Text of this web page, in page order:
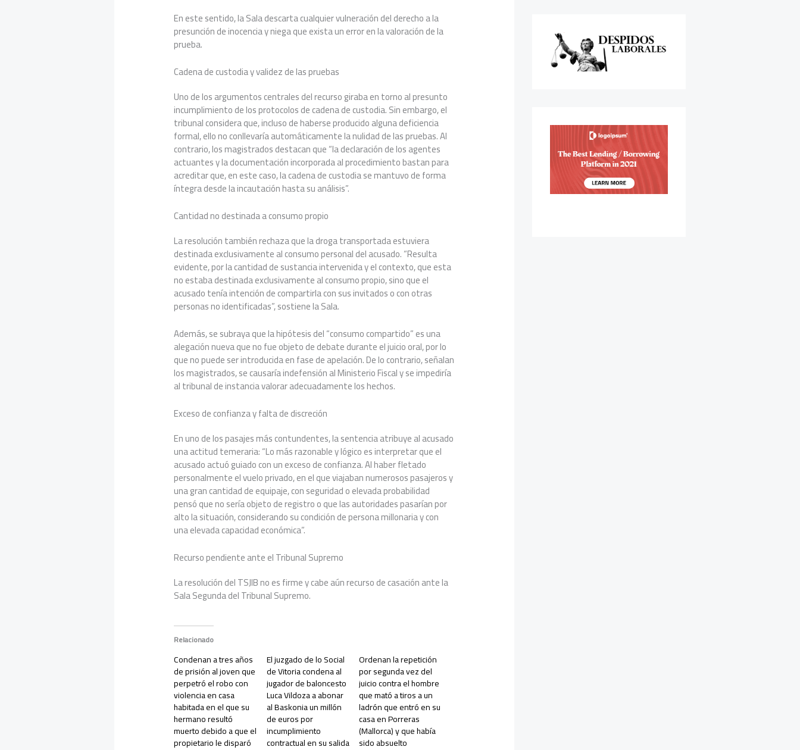
En este sentido, la Sala descarta cualquier vulneración del derecho a la
presunción de inocencia y niega que exista un error en la valoración de la
prueba.
Cadena de custodia y validez de las pruebas
Uno de los argumentos centrales del recurso giraba en torno al presunto
incumplimiento de los protocolos de cadena de custodia. Sin embargo, el
tribunal considera que, incluso de haberse producido alguna deficiencia
formal, ello no conllevaría automáticamente la nulidad de las pruebas. Al
contrario, los magistrados destacan que “la declaración de los agentes
actuantes y la documentación incorporada al procedimiento bastan para
acreditar que, en este caso, la cadena de custodia se mantuvo de forma
íntegra desde la incautación hasta su análisis”.
Cantidad no destinada a consumo propio
La resolución también rechaza que la droga transportada estuviera
destinada exclusivamente al consumo personal del acusado. “Resulta
evidente, por la cantidad de sustancia intervenida y el contexto, que esta
no estaba destinada exclusivamente al consumo propio, sino que el
acusado tenía intención de compartirla con sus invitados o con otras
personas no identificadas”, sostiene la Sala.
Además, se subraya que la hipótesis del “consumo compartido” es una
alegación nueva que no fue objeto de debate durante el juicio oral, por lo
que no puede ser introducida en fase de apelación. De lo contrario, señalan
los magistrados, se causaría indefensión al Ministerio Fiscal y se impediría
al tribunal de instancia valorar adecuadamente los hechos.
Exceso de confianza y falta de discreción
En uno de los pasajes más contundentes, la sentencia atribuye al acusado
una actitud temeraria: “Lo más razonable y lógico es interpretar que el
acusado actuó guiado con un exceso de confianza. Al haber fletado
personalmente el vuelo privado, en el que viajaban numerosos pasajeros y
una gran cantidad de equipaje, con seguridad o elevada probabilidad
pensó que no sería objeto de registro o que las autoridades pasarían por
alto la situación, considerando su condición de persona millonaria y con
una elevada capacidad económica”.
Recurso pendiente ante el Tribunal Supremo
La resolución del TSJIB no es firme y cabe aún recurso de casación ante la
Sala Segunda del Tribunal Supremo.
Relacionado
Condenan a tres años
de prisión al joven que
perpetró el robo con
violencia en casa
habitada en el que su
hermano resultó
muerto debido a que el
propietario le disparó
El juzgado de lo Social
de Vitoria condena al
jugador de baloncesto
Luca Vildoza a abonar
al Baskonia un millón
de euros por
incumplimiento
contractual en su salida
Ordenan la repetición
por segunda vez del
juicio contra el hombre
que mató a tiros a un
ladrón que entró en su
casa en Porreras
(Mallorca) y que había
sido absuelto